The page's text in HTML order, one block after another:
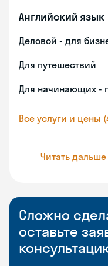
Английский язык
Деловой - для
Для путешествий
Для начинающих -
Все услуги и цены
Читать дальше
Сложно
оставьте